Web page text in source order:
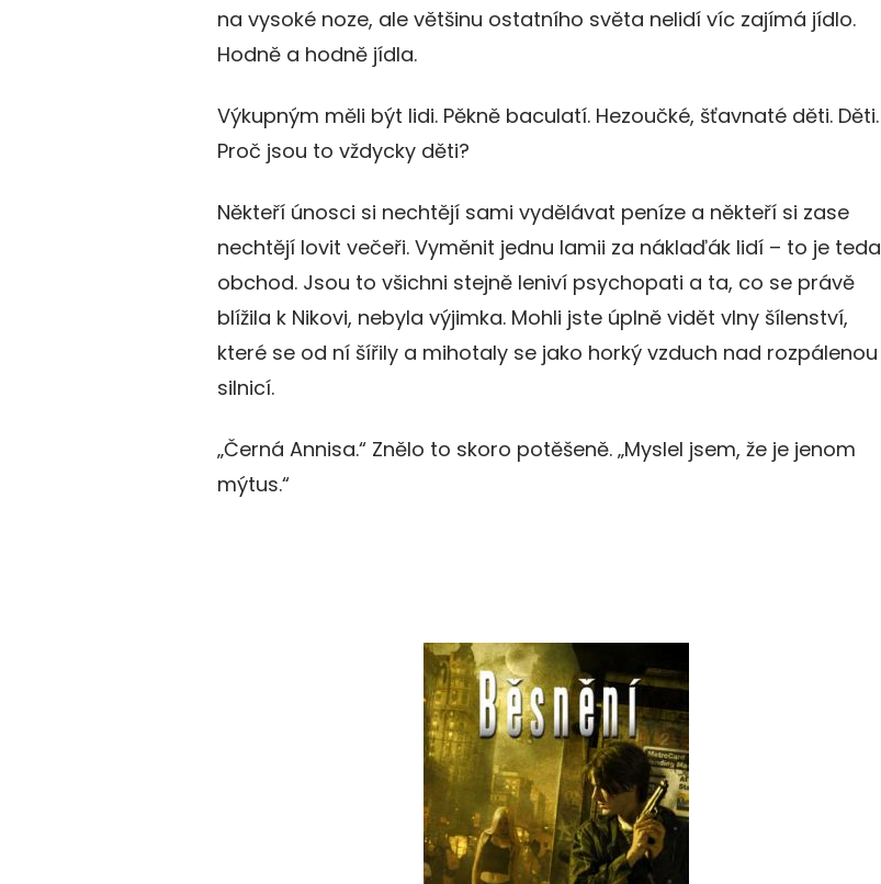
na vysoké noze, ale většinu ostatního světa nelidí víc zajímá jídlo.
Hodně a hodně jídla.
Výkupným měli být lidi. Pěkně baculatí. Hezoučké, šťavnaté děti. Děti.
Proč jsou to vždycky děti?
Někteří únosci si nechtějí sami vydělávat peníze a někteří si zase
nechtějí lovit večeři. Vyměnit jednu lamii za náklaďák lidí – to je teda
obchod. Jsou to všichni stejně leniví psychopati a ta, co se právě
blížila k Nikovi, nebyla výjimka. Mohli jste úplně vidět vlny šílenství,
které se od ní šířily a mihotaly se jako horký vzduch nad rozpálenou
silnicí.
„Černá Annisa.“ Znělo to skoro potěšeně. „Myslel jsem, že je jenom
mýtus.“